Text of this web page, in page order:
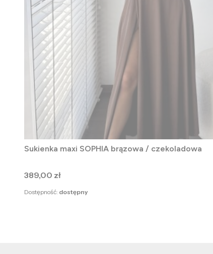
Sukienka maxi SOPHIA brązowa / czekoladowa
Cena
389,00 zł
Dostępność: dostępny